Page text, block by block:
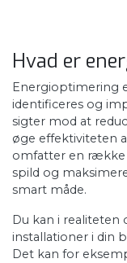
Hvad er
Energioptimering
identificeres og
sigter mod at
øge effektiviteten
omfatter en
spild og
smart måde.
Du kan i realiteten
installationer i din
Det kan for